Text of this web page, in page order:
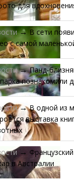
для
→ В сети
с самой
→ Панд-
познакомили
→ В одной из
выставка
→
в Австралии